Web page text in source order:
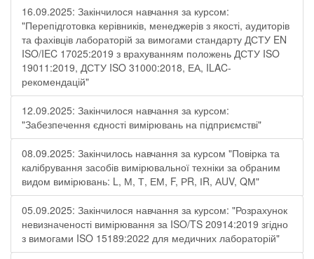
16.09.2025: Закінчилося навчання за курсом:
"Перепідготовка керівників, менеджерів з якості, аудиторів
та фахівців лабораторій за вимогами стандарту ДСТУ EN
ISO/IEC 17025:2019 з врахуванням положень ДСТУ ISO
19011:2019, ДСТУ ISO 31000:2018, ЕА, ILAC-
рекомендацій"
12.09.2025: Закінчилося навчання за курсом:
"Забезпечення єдності вимірювань на підприємстві"
08.09.2025: Закінчилось навчання за курсом "Повірка та
калібрування засобів вимірювальної техніки за обраним
видом вимірювань: L, М, Т, ЕМ, F, РR, ІR, АUV, QМ"
05.09.2025: Закінчилося навчання за курсом: "Розрахунок
невизначеності вимірювання за ISO/TS 20914:2019 згідно
з вимогами ISO 15189:2022 для медичних лабораторій"